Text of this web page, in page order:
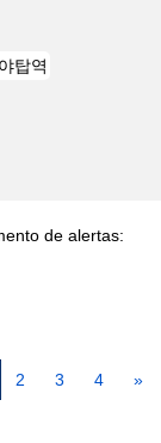
de alertas:
2 3 4 »